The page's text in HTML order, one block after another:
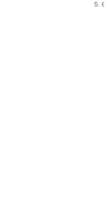
účteniek po balzam
si
5.